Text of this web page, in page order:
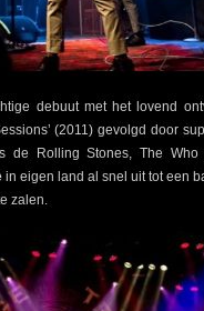
debuut met het lovend
(2011) gevolgd door
de Rolling Stones, The Who
in eigen land al snel uit tot een
zalen.